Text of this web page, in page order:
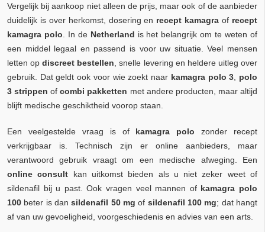
Vergelijk bij aankoop niet alleen de prijs, maar ook of de aanbieder
duidelijk is over herkomst, dosering en recept kamagra of recept
kamagra polo . In de Netherland is het belangrijk om te weten of
een middel legaal en passend is voor uw situatie. Veel mensen
letten opdiscreet bestellen , snelle levering en heldere uitleg over
gebruik. Dat geldt ook voor wie zoekt naar kamagra polo 3
polo
3 strippen ofcombi pakketten met andere producten, maar altijd
blijft medische geschiktheid voorop staan.
Een veelgestelde vraag is of kamagra polo zonder recept
verkrijgbaar is. Technisch zijn er online aanbieders, maar
verantwoord gebruik vraagt om een medische afweging. Een
online consult kan uitkomst bieden als u niet zeker weet of
sildenafil bij u past. Ook vragen veel mannen of kamagra polo
100 beter is dansildenafil 50 mg of sildenafil 100 mg; dat hangt
af van uw gevoeligheid, voorgeschiedenis en advies van een arts.